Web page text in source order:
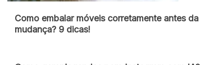
Como embalar móveis corretamente antes da
mudança? 9 dicas!